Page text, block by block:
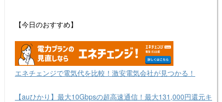
【今日のおすすめ】
エネチェンジで電気代を比較！激安電気会社が見つかる！
【auひかり】最大10Gbpsの超高速通信！最大131,000円還元キ